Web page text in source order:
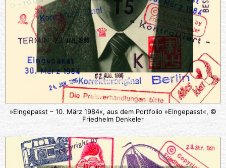
»Eingepasst – 10. März 1984«, aus dem Portfolio »Eingepasst«, ©
Friedhelm Denkeler